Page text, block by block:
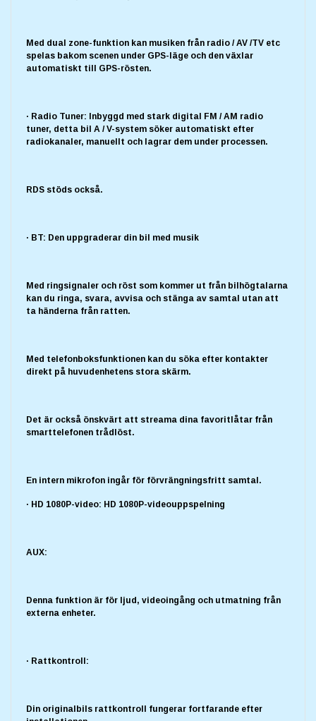
Med dual zone-funktion kan musiken från radio / AV /TV etc
spelas bakom scenen under GPS-läge och den växlar
automatiskt till GPS-rösten.
· Radio Tuner: Inbyggd med stark digital FM / AM radio
tuner, detta bil A / V-system söker automatiskt efter
radiokanaler, manuellt och lagrar dem under processen.
RDS stöds också.
· BT: Den uppgraderar din bil med musik
Med ringsignaler och röst som kommer ut från bilhögtalarna
kan du ringa, svara, avvisa och stänga av samtal utan att
ta händerna från ratten.
Med telefonboksfunktionen kan du söka efter kontakter
direkt på huvudenhetens stora skärm.
Det är också önskvärt att streama dina favoritlåtar från
smarttelefonen trådlöst.
En intern mikrofon ingår för förvrängningsfritt samtal.
· HD 1080P-video: HD 1080P-videouppspelning
AUX:
Denna funktion är för ljud, videoingång och utmatning från
externa enheter.
· Rattkontroll:
Din originalbils rattkontroll fungerar fortfarande efter